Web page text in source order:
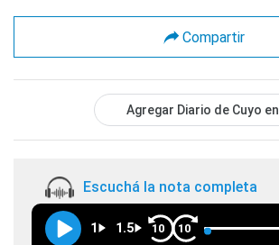
Compartir
Agregar Diario de Cuyo en
Escuchá la nota completa
1 1.5 10 10